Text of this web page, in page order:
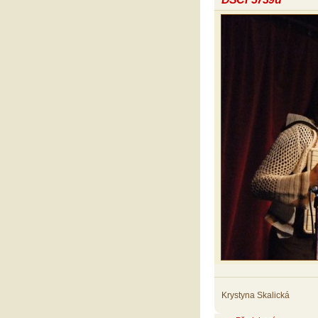
Krystyna Skalická